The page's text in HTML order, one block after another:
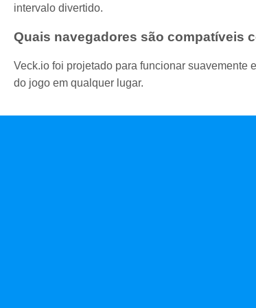
intervalo divertido.
Quais navegadores são compatíveis
Veck.io foi projetado para funcionar suavemente
do jogo em qualquer lugar.